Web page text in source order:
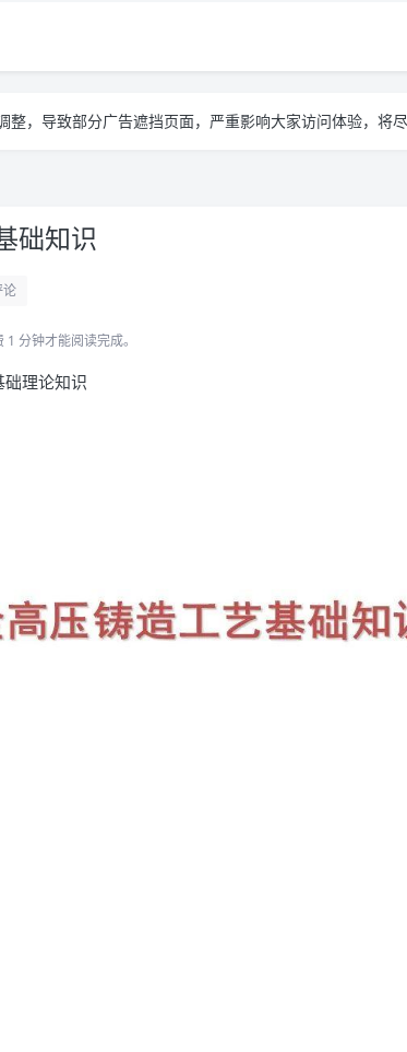
整，导致部分广告遮挡页面，严重影响大家访问体验，将
整，导致部分广告遮挡页面，严重影响大家访问体验，将
础知识
论
分钟才能阅读完成。
理论知识